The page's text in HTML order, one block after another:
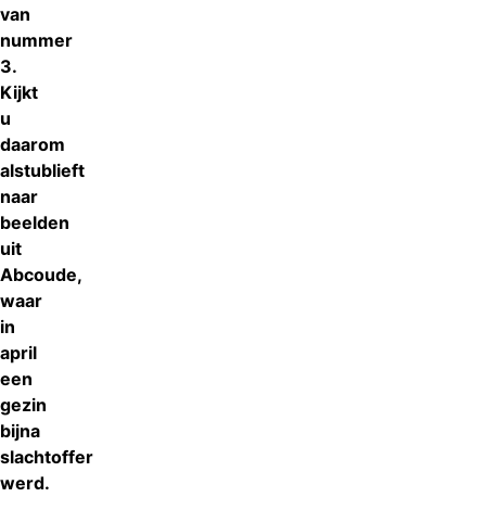
van
nummer
3.
Kijkt
u
daarom
alstublieft
naar
beelden
uit
Abcoude,
waar
in
april
een
gezin
bijna
slachtoffer
werd.